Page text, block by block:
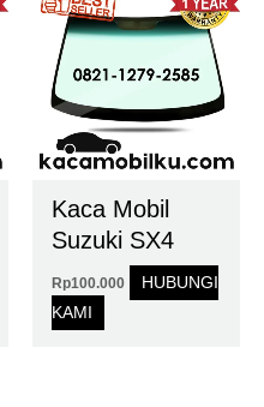
Kaca Mobil
Suzuki SX4
Rp100.000
HUBUNGI
KAMI